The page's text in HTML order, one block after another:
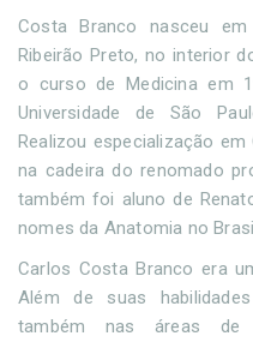
Costa Branco nasceu
Ribeirão Preto, no interior
o curso de Medicina em
Universidade de São
Realizou especialização
na cadeira do renomado
também foi aluno de
nomes da Anatomia no
Carlos Costa Branco era
Além de suas
também nas áreas de